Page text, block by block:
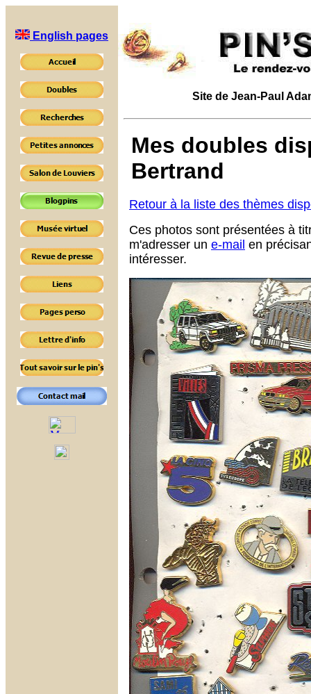
English pages
Site de Jean-Paul
Mes doubles
Bertrand
Retour à la liste des thèmes
Ces photos sont présentées à
m'adresser un e-mail en
intéresser.